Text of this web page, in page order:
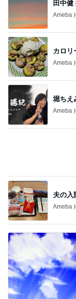
堀ちえ
Ameba
夫の入
Ameba
あわてて火を消し大
Amebaトピックス 1日